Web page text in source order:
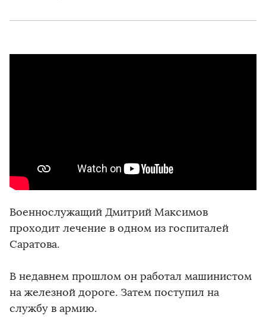
Военнослужащий Дмитрий Максимов
проходит лечение в одном из госпиталей
Саратова.
В недавнем прошлом он работал машинистом
на железной дороге. Затем поступил на
службу в армию.